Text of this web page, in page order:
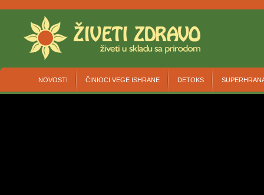
NOVOSTI ČINIOCI VEGE ISHRANE DETOKS